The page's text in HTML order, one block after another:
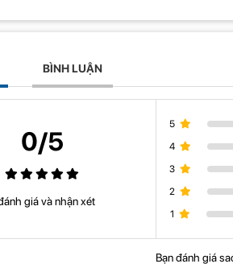
hết các kích thước màn hình từ 27 ”đến 40”
và nghiêng 360 độ. Với sự trợ giúp của thiết kế
BÌNH LUẬN
0/5
giá và nhận xét
5
4
3
2
1
Bạn đánh giá